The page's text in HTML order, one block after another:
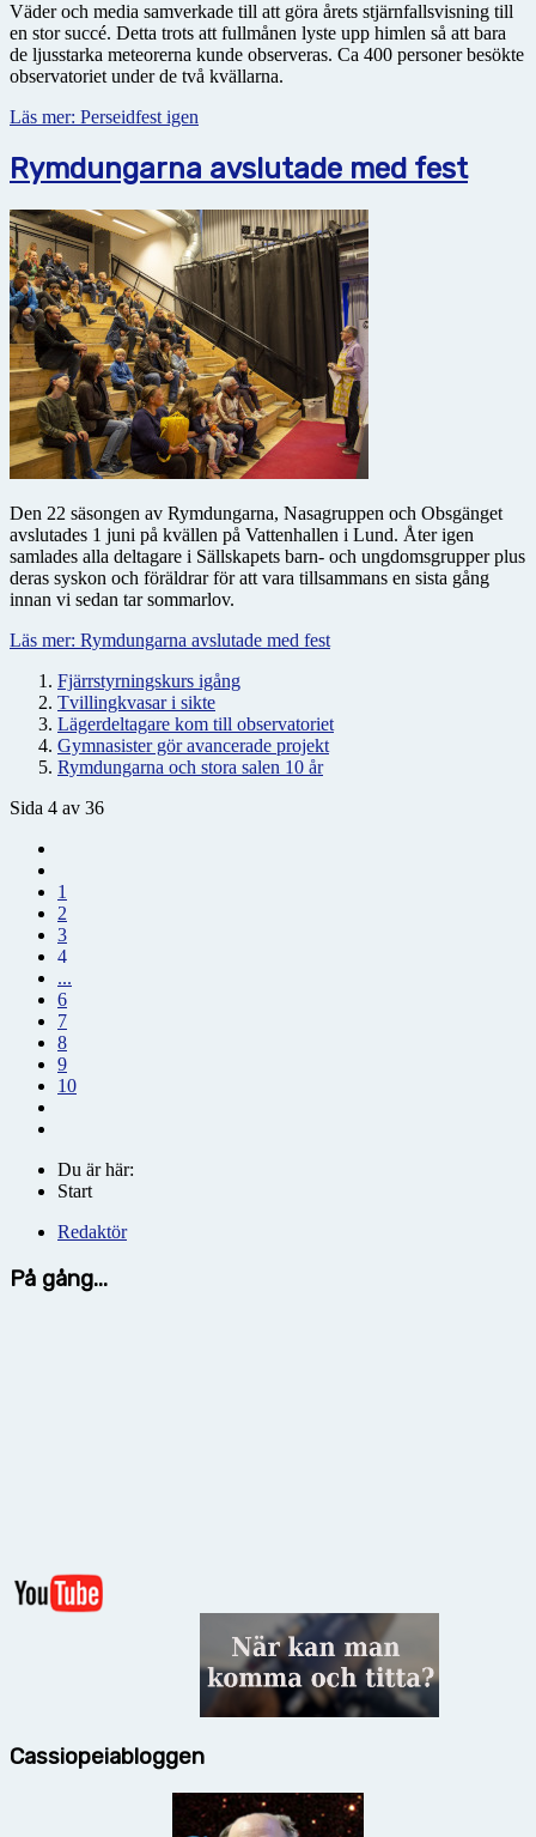
Väder och media samverkade till att göra årets stjärnfallsvisning till
en stor succé. Detta trots att fullmånen lyste upp himlen så att bara
de ljusstarka meteorerna kunde observeras. Ca 400 personer besökte
observatoriet under de två kvällarna.
Läs mer: Perseidfest igen
Rymdungarna avslutade med fest
Den 22 säsongen av Rymdungarna, Nasagruppen och Obsgänget
avslutades 1 juni på kvällen på Vattenhallen i Lund. Åter igen
samlades alla deltagare i Sällskapets barn- och ungdomsgrupper plus
deras syskon och föräldrar för att vara tillsammans en sista gång
innan vi sedan tar sommarlov.
Läs mer: Rymdungarna avslutade med fest
Fjärrstyrningskurs igång
Tvillingkvasar i sikte
Lägerdeltagare kom till observatoriet
Gymnasister gör avancerade projekt
Rymdungarna och stora salen 10 år
Sida 4 av 36
1
2
3
4
...
6
7
8
9
10
Du är här:
Start
Redaktör
På gång...
Cassiopeiabloggen